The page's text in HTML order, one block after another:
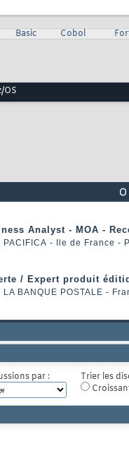
Basic Cobol
OS
Analyst - MOA -
PACIFICA - Ile de France -
/ Expert produit
LA BANQUE POSTALE -
par :
Trier les